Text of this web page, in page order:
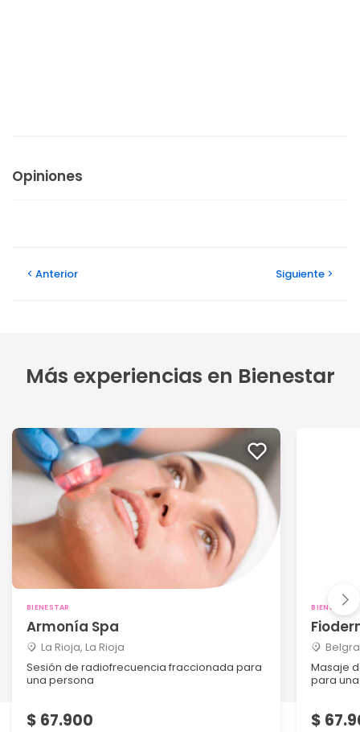
Opiniones
Anterior Siguiente
Más experiencias en Bienestar
BIENESTAR
Armonía Spa
La Rioja, La Rioja
Sesión de radiofrecuencia fraccionada para
una persona
$ 67.900
BIENESTAR
Masaje
para
$